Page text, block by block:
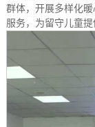
群体，开展多样化
服务，为留守儿童